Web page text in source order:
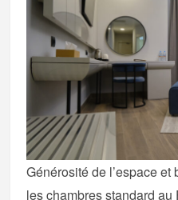
Générosité de l’espace
les chambres standard au